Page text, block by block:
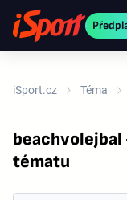
iSport.cz Téma
tématu